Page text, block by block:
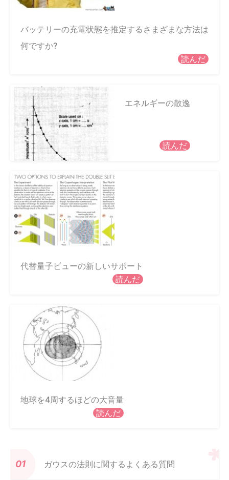
バッテリーの充電状態を推定するさまざまな方法は
何ですか?
読んだ
エネルギーの散逸
読んだ
代替量子ビューの新しいサポート
読んだ
地球を4周するほどの大音量
読んだ
ガウスの法則に関するよくある質問